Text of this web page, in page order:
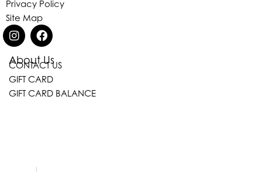
About Us
CONTACT US
GIFT CARD
GIFT CARD BALANCE
Privacy Policy
Site Map
Eleganza Israel